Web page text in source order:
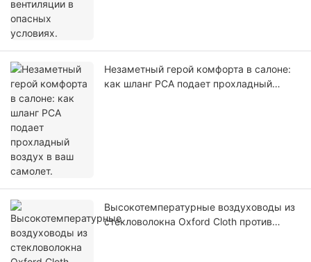
Незаметный герой комфорта в салоне:
как шланг PCA подает прохладный
Высокотемпературные воздуховоды из
стекловолокна Oxford Cloth против